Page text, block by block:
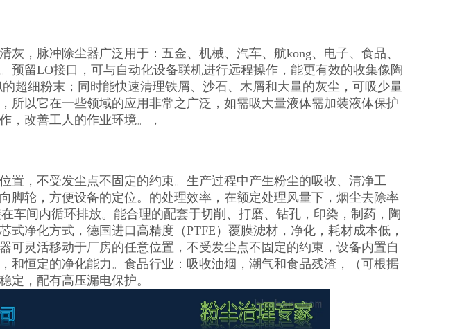
灰，脉冲除尘器广泛用于：五金、机械、汽车、航kong、电子、食品、
预留LO接口，可与自动化设备联机进行远程操作，能更有效的收集像陶
超细粉末；同时能快速清理铁屑、沙石、木屑和大量的灰尘，可吸少量
所以它在一些领域的应用非常之广泛，如需吸大量液体需加装液体保护
，改善工人的作业环境。，
置，不受发尘点不固定的约束。生产过程中产生粉尘的吸收、清净工
脚轮，方便设备的定位。的处理效率，在额定处理风量下，烟尘去除率
车间内循环排放。能合理的配套于切削、打磨、钻孔，印染，制药，陶
式净化方式，德国进口高精度（PTFE）覆膜滤材，净化，耗材成本低，
可灵活移动于厂房的任意位置，不受发尘点不固定的约束，设备内置自
和恒定的净化能力。食品行业：吸收油烟，潮气和食品残渣，（可根据
定，配有高压漏电保护。